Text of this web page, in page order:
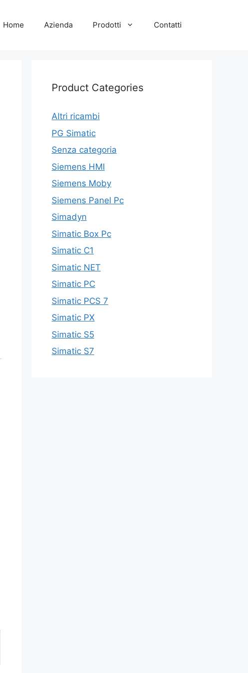
Home Azienda Prodotti Contatti
Product Categories
Altri ricambi
PG Simatic
Senza categoria
Siemens HMI
Siemens Moby
Siemens Panel Pc
Simadyn
Simatic Box Pc
Simatic C1
Simatic NET
Simatic PC
Simatic PCS 7
Simatic PX
Simatic S5
Simatic S7